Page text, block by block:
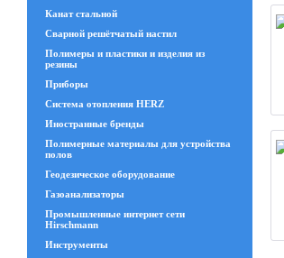
Канат стальной
Сварной решётчатый настил
Полимеры и пластики и изделия из
резины
Приборы
Система отопления HERZ
Иностранные бренды
Полимерные материалы для устройства
полов
Геодезическое оборудование
Газоанализаторы
Промышленные интернет сети
Hirschmann
Инструменты